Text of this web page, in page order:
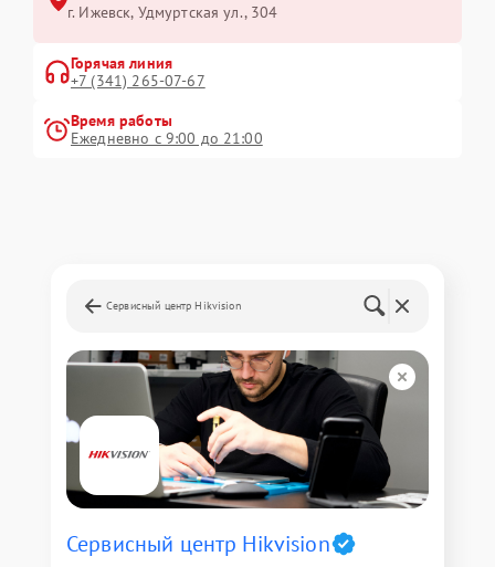
г. Ижевск, Удмуртская ул., 304
Горячая линия
+7 (341) 265-07-67
Время работы
Ежедневно с 9:00 до 21:00
Сервисный центр Hikvision
Сервисный центр Hikvision